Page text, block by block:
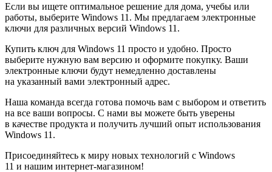
Если вы ищете оптимальное решение для дома, учебы или
работы, выберите Windows 11. Мы предлагаем электронные
ключи для различных версий Windows 11.
Купить ключ для Windows 11 просто и удобно. Просто
выберите нужную вам версию и оформите покупку. Ваши
электронные ключи будут немедленно доставлены
на указанный вами электронный адрес.
Наша команда всегда готова помочь вам с выбором и ответить
на все ваши вопросы. С нами вы можете быть уверены
в качестве продукта и получить лучший опыт использования
Windows 11.
Присоединяйтесь к миру новых технологий с Windows
11 и нашим интернет-магазином!